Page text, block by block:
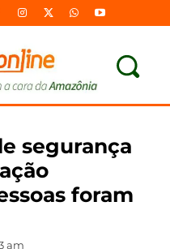
segurança
foram
am